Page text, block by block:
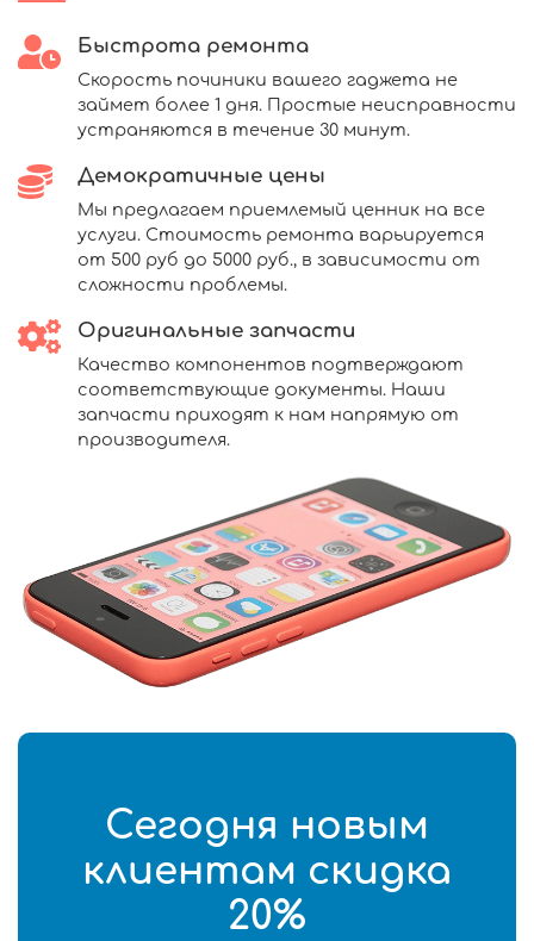
Быстрота ремонта
Скорость починики вашего гаджета не
займет более 1 дня. Простые неисправности
устраняются в течение 30 минут.
Демократичные цены
Мы предлагаем приемлемый ценник на все
услуги. Стоимость ремонта варьируется
от 500 руб до 5000 руб., в зависимости от
сложности проблемы.
Оригинальные запчасти
Качество компонентов подтверждают
соответствующие документы. Наши
запчасти приходят к нам напрямую от
производителя.
Сегодня новым
клиентам скидка
20%